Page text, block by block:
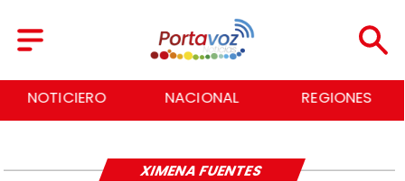
NOTICIERO NACIONAL REGIONES
XIMENA FUENTES